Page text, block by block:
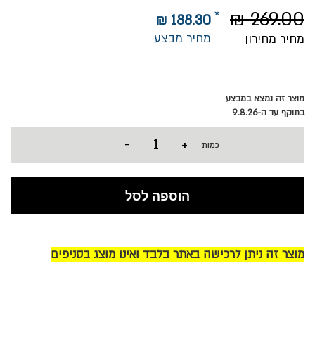
מחיר מבצע
188.30 ₪
מחיר מחירון
269.00 ₪
מוצר זה נמצא במבצע
בתוקף עד ה-9.8.26
כמות +
-
הוספה לסל
מוצר זה ניתן לרכישה באתר בלבד ואינו מוצג בסניפים